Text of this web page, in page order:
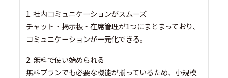
1. 社内コミュニケーションがスムーズ
チャット・掲示板・在席管理が1つにまとまっており、
コミュニケーションが一元化できる。
2. 無料で使い始められる
無料プランでも必要な機能が揃っているため、小規模